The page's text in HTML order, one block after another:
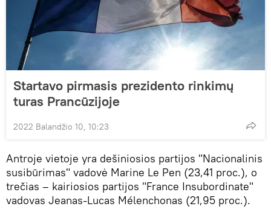
Startavo pirmasis prezidento rinkimų
turas Prancūzijoje
2022 Balandžio 10, 10:23
Antroje vietoje yra dešiniosios partijos "Nacionalinis
susibūrimas" vadovė Marine Le Pen (23,41 proc.), o
trečias – kairiosios partijos "France Insubordinate"
vadovas Jeanas-Lucas Mélenchonas (21,95 proc.).